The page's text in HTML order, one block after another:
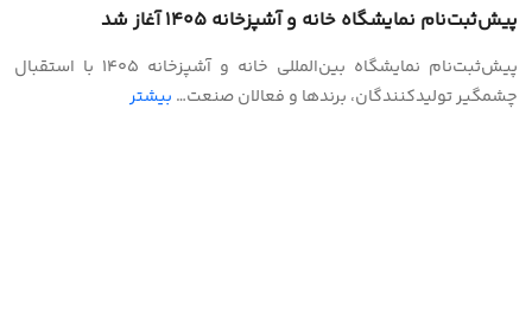
پیش‌ثبت‌نام نمایشگاه خانه و آشپزخانه ۱۴۰۵ آغاز شد
پیش‌ثبت‌نام نمایشگاه بین‌المللی خانه و آشپزخانه ۱۴۰۵ با استقبال
چشمگیر تولیدکنندگان، برندها و فعالان صنعت… بیشتر